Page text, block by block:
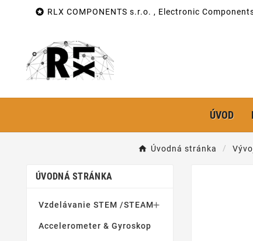
 RLX COMPONENTS s.r.o. , Electronic
ÚVOD
Úvodná stránka
ÚVODNÁ STRÁNKA
Vzdelávanie STEM /STEAM
Accelerometer & Gyroskop